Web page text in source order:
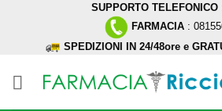
contenuti
SUPPORTO TELEFONICO
FARMACIA :
SPEDIZIONI IN 24/48ore e